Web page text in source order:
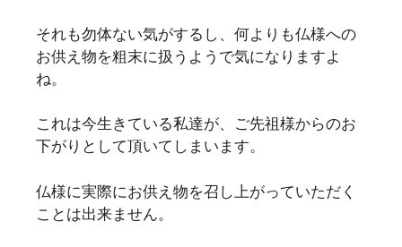
それも勿体ない気がするし、何よりも仏様への
お供え物を粗末に扱うようで気になりますよ
ね。
これは今生きている私達が、ご先祖様からのお
下がりとして頂いてしまいます。
仏様に実際にお供え物を召し上がっていただく
ことは出来ません。